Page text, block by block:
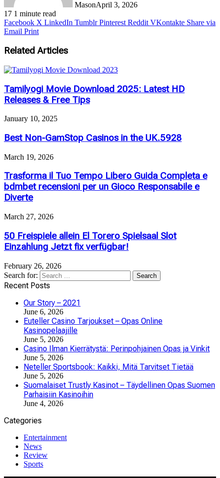
MasonApril 3, 2026
17 1 minute read
Facebook X LinkedIn Tumblr Pinterest Reddit VKontakte Share via
Email Print
Related Articles
Tamilyogi Movie Download 2025: Latest HD
Releases & Free Tips
January 10, 2025
Best Non-GamStop Casinos in the UK.5928
March 19, 2026
Trasforma il Tuo Tempo Libero Guida Completa e
bdmbet recensioni per un Gioco Responsabile e
Diverte
March 27, 2026
50 Freispiele allein El Torero Spielsaal Slot
Einzahlung Jetzt fix verfügbar!
February 26, 2026
Search for:
Recent Posts
Our Story – 2021
June 6, 2026
Euteller Casino Tarjoukset – Opas Online
Kasinopelaajille
June 5, 2026
Casino Ilman Kierrätystä: Perinpohjainen Opas ja Vinkit
June 5, 2026
Neteller Sportsbook: Kaikki, Mitä Tarvitset Tietää
June 5, 2026
Suomalaiset Trustly Kasinot – Täydellinen Opas Suomen
Parhaisiin Kasinoihin
June 4, 2026
Categories
Entertainment
News
Review
Sports